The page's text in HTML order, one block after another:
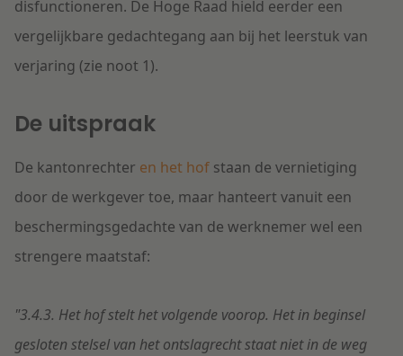
disfunctioneren. De Hoge Raad hield eerder een
vergelijkbare gedachtegang aan bij het leerstuk van
verjaring (zie noot 1).
De uitspraak
De kantonrechter en het hof staan de vernietiging
door de werkgever toe, maar hanteert vanuit een
beschermingsgedachte van de werknemer wel een
strengere maatstaf:
"3.4.3. Het hof stelt het volgende voorop. Het in beginsel
gesloten stelsel van het ontslagrecht staat niet in de weg